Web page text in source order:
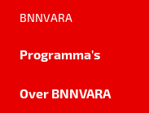
BNNVARA
Programma's
Over BNNVARA